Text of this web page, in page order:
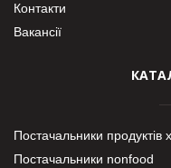
Контакти
Вакансії
Постачальники продуктів
Постачальники nonfood